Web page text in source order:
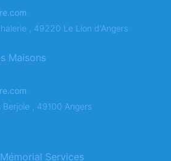
, 49220 Le Lion d'Angers
Maisons
, 49100 Angers
Services